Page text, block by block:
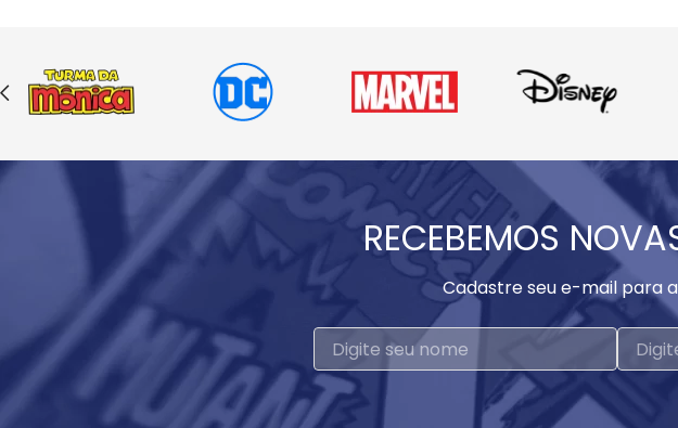
RECEBEMOS
Cadastre seu e-mail para